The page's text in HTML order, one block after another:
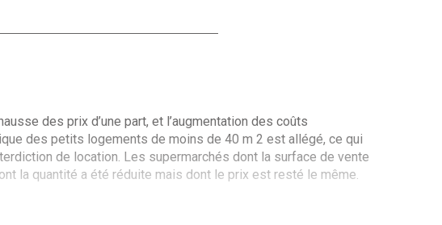
des prix d’une part, et l’augmentation des coûts
des petits logements de moins de 40 m 2 est allégé, ce qui
de location. Les supermarchés dont la surface de vente
la quantité a été réduite mais dont le prix est resté le même.